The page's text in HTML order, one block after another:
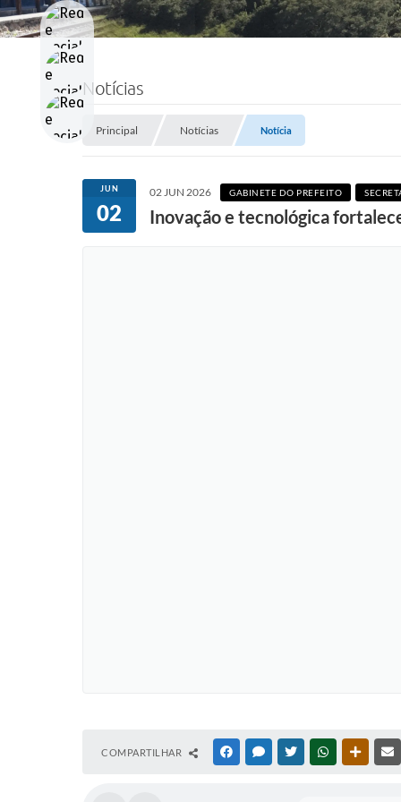
Notícias
Principal Notícias Notícia
JUN
02
02 JUN 2026 GABINETE DO PREFEITO
Inovação e tecnológica
COMPARTILHAR FACEBOOKMESSENGER
TWITTERWHATSAPP